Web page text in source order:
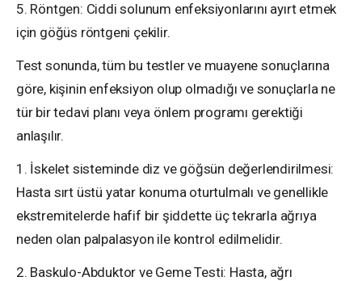
5. Röntgen: Ciddi solunum enfeksiyonlarını ayırt etmek
için göğüs röntgeni çekilir.
Test sonunda, tüm bu testler ve muayene sonuçlarına
göre, kişinin enfeksiyon olup olmadığı ve sonuçlarla ne
tür bir tedavi planı veya önlem programı gerektiği
anlaşılır.
1. İskelet sisteminde diz ve göğsün değerlendirilmesi:
Hasta sırt üstü yatar konuma oturtulmalı ve genellikle
ekstremitelerde hafif bir şiddette üç tekrarla ağrıya
neden olan palpalasyon ile kontrol edilmelidir.
2. Baskulo-Abduktor ve Geme Testi: Hasta, ağrı